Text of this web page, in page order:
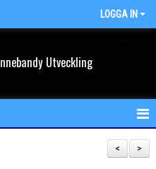
LOGGA IN
Utveckling
>
<